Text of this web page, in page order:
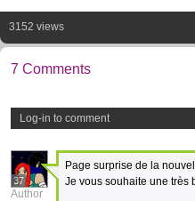
3152 views
7 Comments
Log-in to comment
37
Author
Page surprise de la
Je vous souhaite une très